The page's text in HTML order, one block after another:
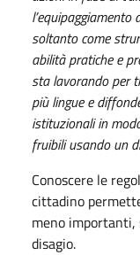
soltanto come
abilità pratiche e
sta lavorando per
più lingue e
istituzionali in
fruibili usando un
Conoscere le
cittadino
meno importanti,
disagio.